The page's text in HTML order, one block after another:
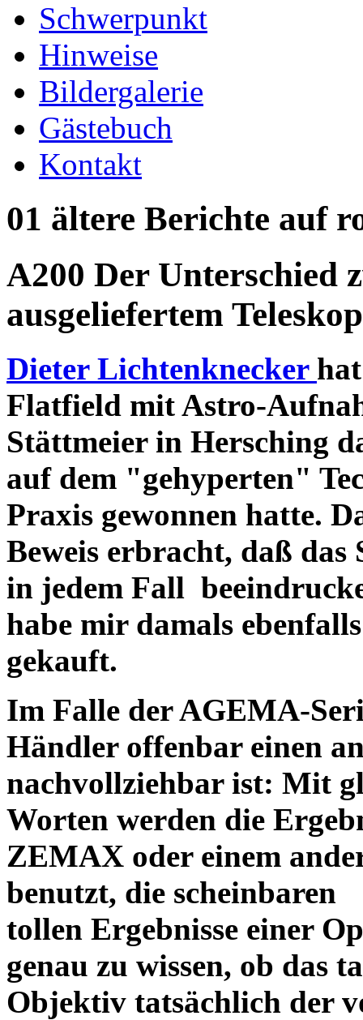
Schwerpunkt
Hinweise
Bildergalerie
Gästebuch
Kontakt
01 ältere Berichte auf
A200 Der Unterschied
ausgeliefertem
Dieter Lichtenknecker
Flatfield mit Astro-
Stättmeier in Hersching
auf dem "gehyperten"
Praxis gewonnen hatte.
Beweis erbracht, daß das
in jedem Fall
habe mir damals
gekauft.
Im Falle der AGEMA-
Händler offenbar einen
nachvollziehbar ist: Mit
Worten werden die
ZEMAX oder einem
benutzt, die scheinbaren
tollen Ergebnisse einer
genau zu wissen, ob das
Objektiv tatsächlich der